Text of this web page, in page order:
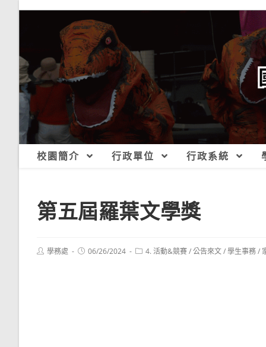
校園簡介 行政單位 行政系統
第五屆羅葉文學獎
Post學務處
Post06/26/2024
Post4. 活動&競賽/公告來文/學生事務/